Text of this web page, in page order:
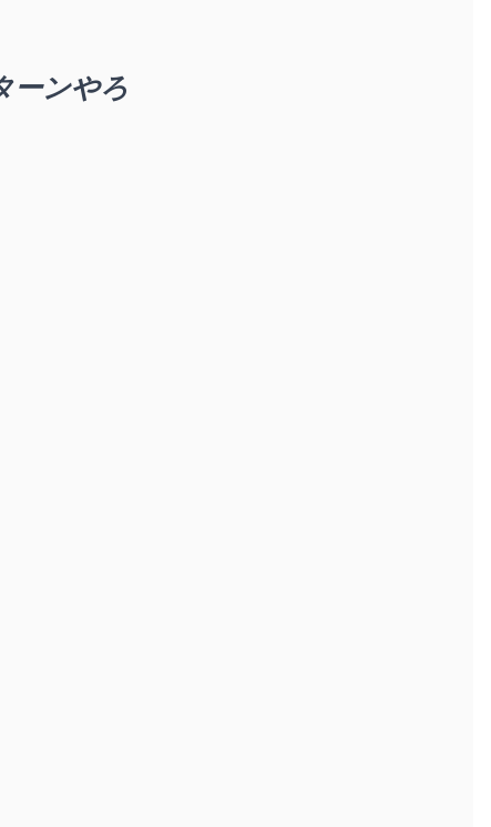
ーンやろ